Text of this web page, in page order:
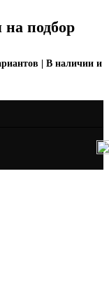
подбор
| В наличии и